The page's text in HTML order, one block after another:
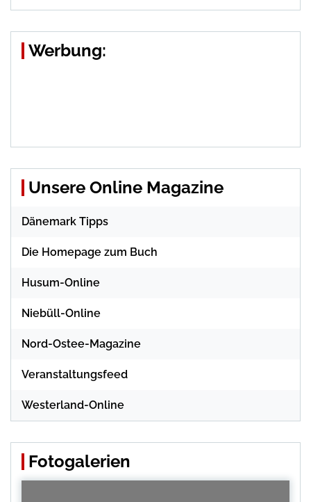
Werbung:
Unsere Online Magazine
Dänemark Tipps
Die Homepage zum Buch
Husum-Online
Niebüll-Online
Nord-Ostee-Magazine
Veranstaltungsfeed
Westerland-Online
Fotogalerien